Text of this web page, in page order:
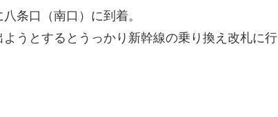
条口（南口）に到着。
うとするとうっかり新幹線の乗り換え改札に行